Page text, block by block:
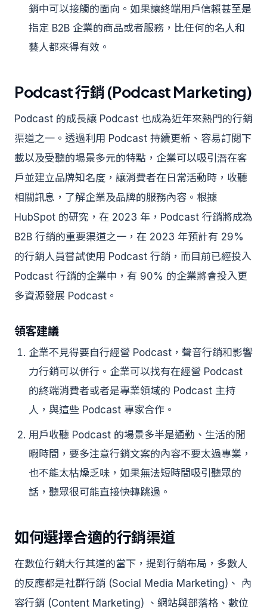
銷中可以接觸的面向。如果讓終端用戶信賴甚至是
指定 B2B 企業的商品或者服務，比任何的名人和
藝人都來得有效。
Podcast 行銷 (Podcast Marketing)
Podcast 的成長讓 Podcast 也成為近年來熱門的行銷
渠道之一。透過利用 Podcast 持續更新、容易訂閱下
載以及受聽的場景多元的特點，企業可以吸引潛在客
戶並建立品牌知名度，讓消費者在日常活動時，收聽
相關訊息，了解企業及品牌的服務內容。根據
HubSpot 的研究，在 2023 年，Podcast 行銷將成為
B2B 行銷的重要渠道之一，在 2023 年預計有 29%
的行銷人員嘗試使用 Podcast 行銷，而目前已經投入
Podcast 行銷的企業中，有 90% 的企業將會投入更
多資源發展 Podcast。
領客建議
企業不見得要自行經營 Podcast，聲音行銷和影響
力行銷可以併行。企業可以找有在經營 Podcast
的終端消費者或者是專業領域的 Podcast 主持
人，與這些 Podcast 專家合作。
用戶收聽 Podcast 的場景多半是通勤、生活的閒
暇時間，要多注意行銷文案的內容不要太過專業，
也不能太枯燥乏味，如果無法短時間吸引聽眾的
話，聽眾很可能直接快轉跳過。
如何選擇合適的行銷渠道
在數位行銷大行其道的當下，提到行銷布局，多數人
的反應都是社群行銷 (Social Media Marketing)、 內
容行銷 (Content Marketing) 、網站與部落格、數位